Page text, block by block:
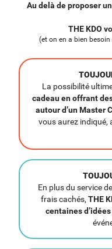
Au delà de proposer
THE KDO
(et on en a bien besoin
La possibilité
cadeau en offrant
autour d’un Master
vous aurez indiqué,
En plus du service
frais cachés, THE
centaines